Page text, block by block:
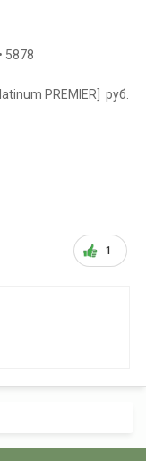
5878
PREMIER] руб.
1